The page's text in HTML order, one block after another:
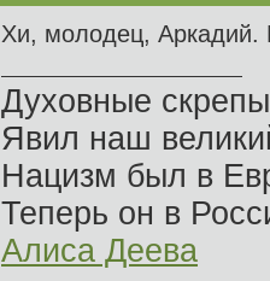
Хи, молодец,
Духовные
Явил наш
Нацизм был в
Теперь он в
Алиса Деева